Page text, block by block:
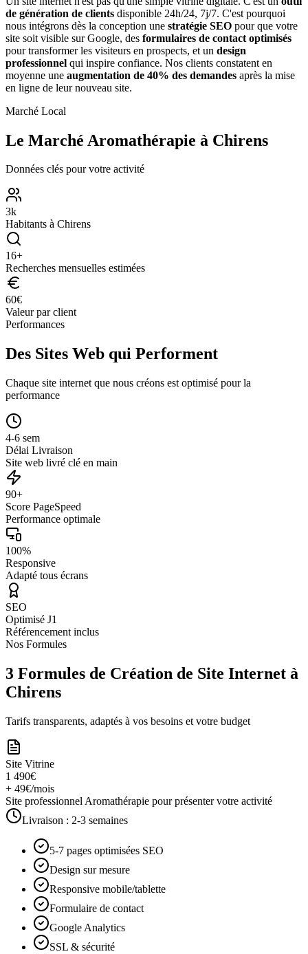
de génération de clients disponible 24h/24, 7j/7. C'est pourquoi
nous intégrons dès la conception une stratégie SEO pour que votre
site soit visible sur Google, des formulaires de contact optimisés
pour transformer les visiteurs en prospects, et un design
professionnel qui inspire confiance. Nos clients constatent en
moyenne une augmentation de 40% des demandes après la mise
en ligne de leur nouveau site.
Marché Local
Le Marché Aromathérapie à Chirens
Données clés pour votre activité
3k
Habitants à Chirens
16+
Recherches mensuelles estimées
60€
Valeur par client
Performances
Des Sites Web qui Performent
Chaque site internet que nous créons est optimisé pour la
performance
4-6 sem
Délai Livraison
Site web livré clé en main
90+
Score PageSpeed
Performance optimale
100%
Responsive
Adapté tous écrans
SEO
Optimisé J1
Référencement inclus
Nos Formules
3 Formules de Création de Site Internet à
Chirens
Tarifs transparents, adaptés à vos besoins et votre budget
Site Vitrine
1 490€
+ 49€/mois
Site professionnel Aromathérapie pour présenter votre activité
Livraison : 2-3 semaines
5-7 pages optimisées SEO
Design sur mesure
Responsive mobile/tablette
Formulaire de contact
Google Analytics
SSL & sécurité